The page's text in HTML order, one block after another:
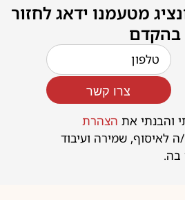
מטעמנו ידאג לחזור
בהקדם
והבנתי את הצהרת
ה לאיסוף, שמירה ועיבוד
בה.
צרו קשר